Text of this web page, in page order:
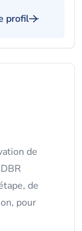
profil
de
de
pour